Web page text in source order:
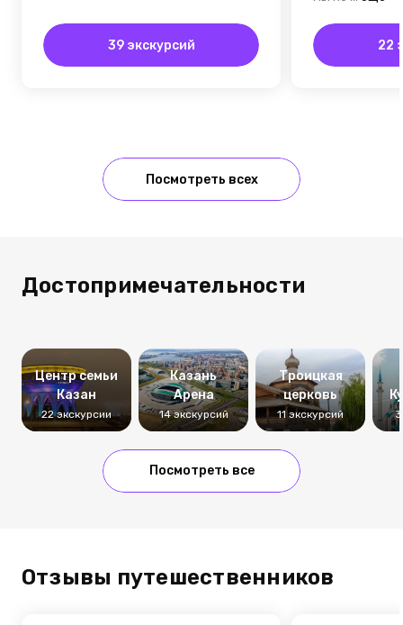
39 экскурсий 22
Посмотреть всех
Достопримечательности
Центр семьи
Казан
22 экскурсии
Казань
Арена
14 экскурсий
Троицкая
церковь
11 экскурсий 3
Посмотреть все
Отзывы путешественников